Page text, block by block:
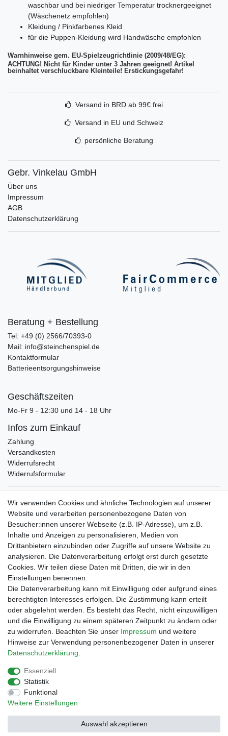
waschbar und bei niedriger Temperatur trocknergeeignet
(Wäschenetz empfohlen)
Kleidung / Pinkfarbenes Kleid
für die Puppen-Kleidung wird Handwäsche empfohlen
Warnhinweise gem. EU-Spielzeugrichtlinie (2009/48/EG):
ACHTUNG! Nicht für Kinder unter 3 Jahren geeignet! Artikel
beinhaltet verschluckbare Kleinteile! Erstickungsgefahr!
Versand in BRD ab 99€ frei
Versand in EU und Schweiz
persönliche Beratung
Gebr. Vinkelau GmbH
Über uns
Impressum
AGB
Datenschutzerklärung
Beratung + Bestellung
Tel: +49 (0) 2566/70393-0
Mail: info@steinchenspiel.de
Kontaktformular
Batterieentsorgungshinweise
Geschäftszeiten
Mo-Fr 9 - 12:30 und 14 - 18 Uhr
Infos zum Einkauf
Zahlung
Versandkosten
Widerrufsrecht
Widerrufsformular
Verpackungslizenz
bei der Landbell AG
Zahlungsarten
Vorabüberweisung
Rechnungskauf
Zahlung bei Abholung
PayPal (inkl. Kreditkarten)
Impressum
Barrierefreiheitserklärung
Wir verwenden Cookies und ähnliche Technologien auf unserer
Website und verarbeiten personenbezogene Daten von
Besucher:innen unserer Webseite (z.B. IP-Adresse), um z.B.
Inhalte und Anzeigen zu personalisieren, Medien von
Drittanbietern einzubinden oder Zugriffe auf unsere Website zu
analysieren. Die Datenverarbeitung erfolgt erst durch gesetzte
Cookies. Wir teilen diese Daten mit Dritten, die wir in den
Einstellungen benennen.
Die Datenverarbeitung kann mit Einwilligung oder aufgrund eines
berechtigten Interesses erfolgen. Die Zustimmung kann erteilt
oder abgelehnt werden. Es besteht das Recht, nicht einzuwilligen
und die Einwilligung zu einem späteren Zeitpunkt zu ändern oder
zu widerrufen. Beachten Sie unser Impressum und weitere
Hinweise zur Verwendung personenbezogener Daten in unserer
Daten­schutz­erklärung
Essenziell
Statistik
Funktional
Weitere Einstellungen
Auswahl akzeptieren